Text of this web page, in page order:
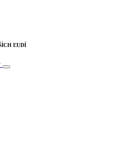
ĽUDÍ